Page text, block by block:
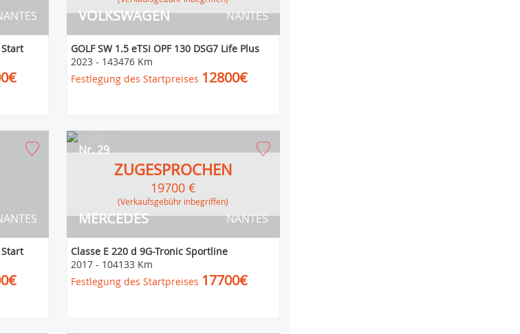
Start
VOLKSWAGEN NANTES
GOLF SW 1.5 eTSI OPF 130 DSG7 Life Plus
2023- 143476 Km
Festlegung des Startpreises 12800€
Start
MERCEDES
Nr. 29
NANTES
ZUGESPROCHEN
19700 €
(Verkaufsgebühr inbegriffen)
Classe E 220 d 9G-Tronic Sportline
2017- 104133 Km
Festlegung des Startpreises 17700€